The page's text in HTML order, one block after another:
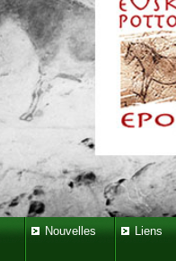
Nouvelles Liens